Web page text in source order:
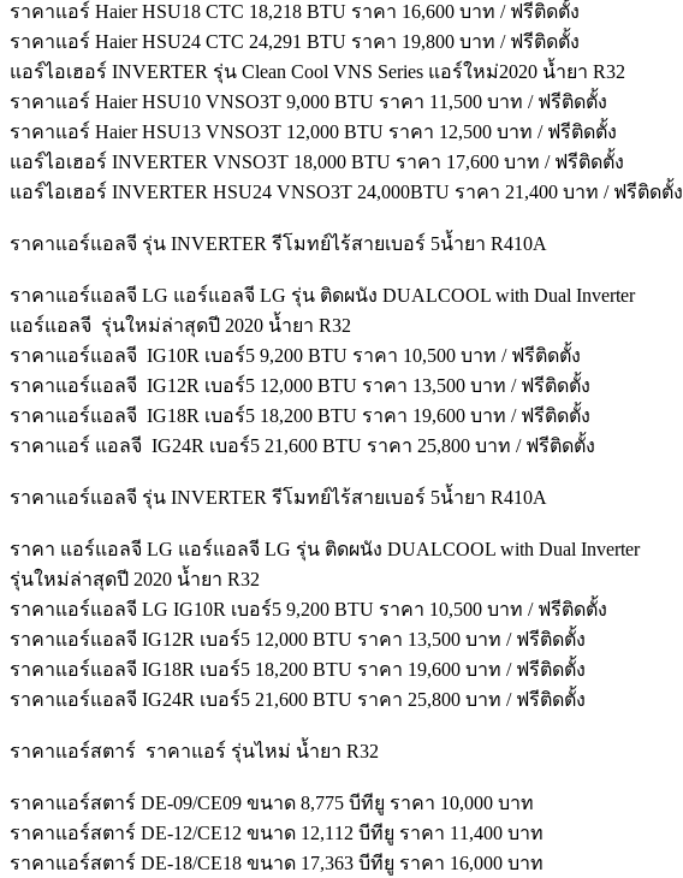
ราคาแอร์ Haier HSU18 CTC 18,218 BTU ราคา 16,600 บาท / ฟรีติดตั้ง
ราคาแอร์ Haier HSU24 CTC 24,291 BTU ราคา 19,800 บาท / ฟรีติดตั้ง
แอร์ไอเฮอร์ INVERTER รุ่น Clean Cool VNS Series แอร์ใหม่2020 น้ำยา R32
ราคาแอร์ Haier HSU10 VNSO3T 9,000 BTU ราคา 11,500 บาท / ฟรีติดตั้ง
ราคาแอร์ Haier HSU13 VNSO3T 12,000 BTU ราคา 12,500 บาท / ฟรีติดตั้ง
แอร์ไอเฮอร์ INVERTER VNSO3T 18,000 BTU ราคา 17,600 บาท / ฟรีติดตั้ง
แอร์ไอเฮอร์ INVERTER HSU24 VNSO3T 24,000BTU ราคา 21,400 บาท / ฟรีติดตั้ง
ราคาแอร์แอลจี รุ่น INVERTER รีโมทย์ไร้สายเบอร์ 5น้ำยา R410A
ราคาแอร์แอลจี LG แอร์แอลจี LG รุ่น ติดผนัง DUALCOOL with Dual Inverter
แอร์แอลจี รุ่นใหม่ล่าสุดปี 2020 น้ำยา R32
ราคาแอร์แอลจี IG10R เบอร์5 9,200 BTU ราคา 10,500 บาท / ฟรีติดตั้ง
ราคาแอร์แอลจี IG12R เบอร์5 12,000 BTU ราคา 13,500 บาท / ฟรีติดตั้ง
ราคาแอร์แอลจี IG18R เบอร์5 18,200 BTU ราคา 19,600 บาท / ฟรีติดตั้ง
ราคาแอร์ แอลจี IG24R เบอร์5 21,600 BTU ราคา 25,800 บาท / ฟรีติดตั้ง
ราคาแอร์แอลจี รุ่น INVERTER รีโมทย์ไร้สายเบอร์ 5น้ำยา R410A
ราคา แอร์แอลจี LG แอร์แอลจี LG รุ่น ติดผนัง DUALCOOL with Dual Inverter
รุ่นใหม่ล่าสุดปี 2020 น้ำยา R32
ราคาแอร์แอลจี LG IG10R เบอร์5 9,200 BTU ราคา 10,500 บาท / ฟรีติดตั้ง
ราคาแอร์แอลจี IG12R เบอร์5 12,000 BTU ราคา 13,500 บาท / ฟรีติดตั้ง
ราคาแอร์แอลจี IG18R เบอร์5 18,200 BTU ราคา 19,600 บาท / ฟรีติดตั้ง
ราคาแอร์แอลจี IG24R เบอร์5 21,600 BTU ราคา 25,800 บาท / ฟรีติดตั้ง
ราคาแอร์สตาร์ ราคาแอร์ รุ่นไหม่ น้ำยา R32
ราคาแอร์สตาร์ DE-09/CE09 ขนาด 8,775 บีทียู ราคา 10,000 บาท
ราคาแอร์สตาร์ DE-12/CE12 ขนาด 12,112 บีทียู ราคา 11,400 บาท
ราคาแอร์สตาร์ DE-18/CE18 ขนาด 17,363 บีทียู ราคา 16,000 บาท